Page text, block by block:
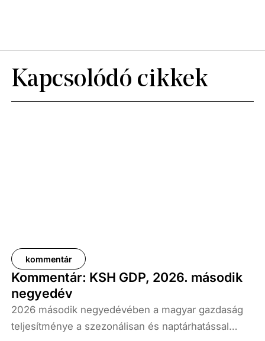
Kapcsolódó cikkek
kommentár
Kommentár: KSH GDP, 2026. második
negyedév
2026 második negyedévében a magyar gazdaság
teljesítménye a szezonálisan és naptárhatással